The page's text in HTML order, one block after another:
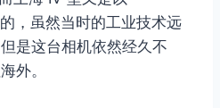
，虽然当时的工业技术远
是这台相机依然经久不
外。